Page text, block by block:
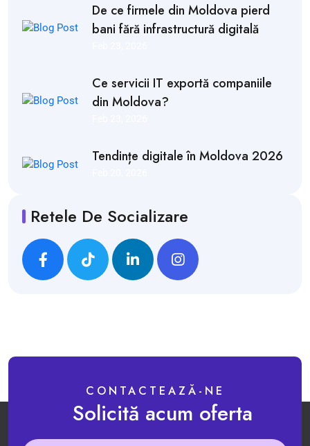
De ce firmele din Moldova pierd
bani fără infrastructură digitală
Ce servicii IT exportă companiile
din Moldova?
Tendințe digitale în Moldova 2026
Retele De Socializare
CONTACTEAZĂ-NE
Solicită acum oferta